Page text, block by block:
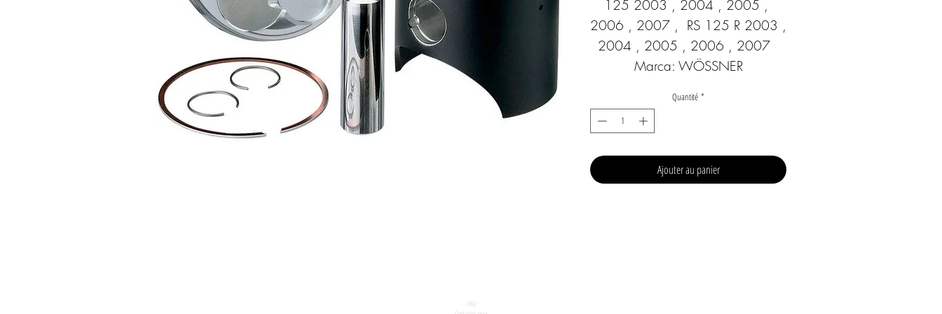
125 2003 , 2004 , 2005 ,
2006 , 2007 ,  RS 125 R 2003 ,
2004 , 2005 , 2006 , 2007
Marca: WÖSSNER
Quantité *
Ajouter au panier
FAQ